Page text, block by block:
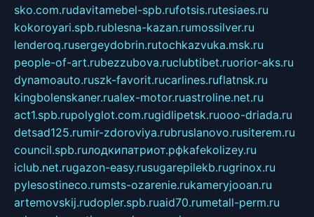
sko.com.rudavitamebel-spb.rufotsis.rutesiaes.ru
kokoroyari.spb.rublesna-kazan.rumossilver.ru
lenderoq.rusergeydobrin.rutochkazvuka.msk.ru
people-of-art.rubezzubova.ruclubtibet.ruorior-aks.ru
dynamoauto.ruszk-favorit.rucarlines.ruflatnsk.ru
kingbolenskaner.rualex-motor.ruastroline.net.ru
act1.spb.rupolyglot.com.rugidlipetsk.ruooo-driada.ru
detsad125.rumir-zdoroviya.rubruslanovo.rusiterem.ru
council.spb.ruлодкипатриот.рфkafekolizey.ru
iclub.net.rugazon-easy.rusugarepilekb.rugrinox.ru
pylesostineco.rumsts-ozarenie.rukameryjooan.ru
artemovskij.rudopler.spb.ruaid70.rumetall-perm.ru